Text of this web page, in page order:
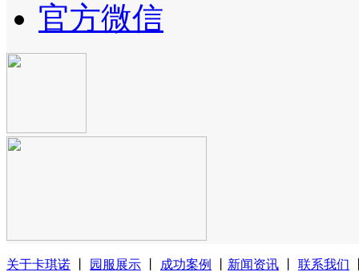
官方微信
关于卡琪诺 园服展示 成功案例 新闻资讯 联系我们